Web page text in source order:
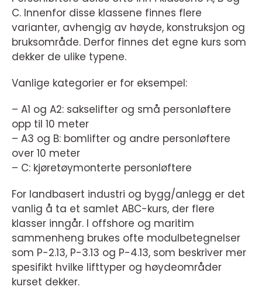
C. Innenfor disse klassene finnes flere
varianter, avhengig av høyde, konstruksjon og
bruksområde. Derfor finnes det egne kurs som
dekker de ulike typene.
Vanlige kategorier er for eksempel:
– A1 og A2: sakselifter og små personløftere
opp til 10 meter
– A3 og B: bomlifter og andre personløftere
over 10 meter
– C: kjøretøymonterte personløftere
For landbasert industri og bygg/anlegg er det
vanlig å ta et samlet ABC-kurs, der flere
klasser inngår. I offshore og maritim
sammenheng brukes ofte modulbetegnelser
som P-2.13, P-3.13 og P-4.13, som beskriver mer
spesifikt hvilke lifttyper og høydeområder
kurset dekker.